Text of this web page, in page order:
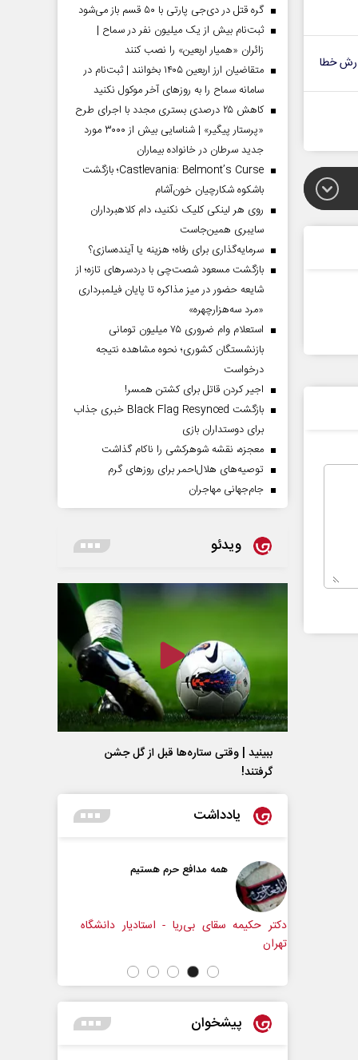
خطا
گره قتل در دی‌جی پارتی با ۵۰ قسم باز می‌شود
ثبت‌نام بیش از یک میلیون نفر در سماح |
زائران «همیار اربعین» را نصب کنند
متقاضیان ارز اربعین ۱۴۰۵ بخوانند | ثبت‌نام در
سامانه سماح را به روز‌های آخر موکول نکنید
کاهش ۲۵ درصدی بستری مجدد با اجرای طرح
«پرستار پیگیر» | شناسایی بیش از ۳۰۰۰ مورد
جدید سرطان در خانواده بیماران
Castlevania: Belmont’s Curse؛ بازگشت
باشکوه شکارچیان خون‌آشام
روی هر لینکی کلیک نکنید، دام کلاهبرداران
سایبری همین‌جاست
سرمایه‌گذاری برای رفاه؛ هزینه یا آینده‌سازی؟
بازگشت مسعود شصت‌چی با دردسر‌های تازه؛ از
شایعه حضور در میز مذاکره تا پایان فیلمبرداری
«مرد سه‌هزارچهره»
استعلام وام ضروری ۷۵ میلیون تومانی
بازنشستگان کشوری؛ نحوه مشاهده نتیجه
درخواست
اجیر کردن قاتل برای کشتن همسر!
بازگشت Black Flag Resynced خبری جذاب
برای دوستداران بازی
معجزه، نقشه شوهرکشی را ناکام گذاشت
توصیه‌های هلال‌احمر برای روز‌های گرم
جام‌جهانی مهاجران
ویدئو
ببینید | وقتی ستاره‌ها قبل از گل جشن
گرفتند!
یادداشت
- استادیار دانشگاه
حکایت یک تاریخ و دو زندگی
پیشخوان